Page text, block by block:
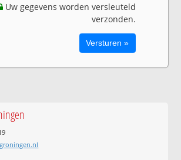
Uw gegevens worden versleuteld
verzonden.